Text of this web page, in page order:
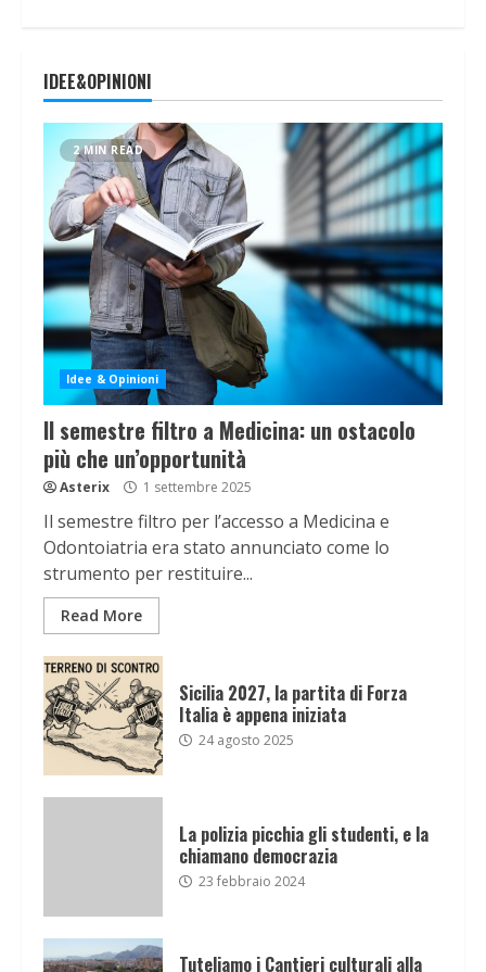
IDEE&OPINIONI
2 MIN READ
Idee & Opinioni
Il semestre filtro a Medicina: un ostacolo
più che un’opportunità
Asterix 1 settembre 2025
Il semestre filtro per l’accesso a Medicina e
Odontoiatria era stato annunciato come lo
strumento per restituire...
Read More
Sicilia 2027, la partita di Forza
Italia è appena iniziata
24 agosto 2025
La polizia picchia gli studenti, e la
chiamano democrazia
23 febbraio 2024
Tuteliamo i Cantieri culturali alla